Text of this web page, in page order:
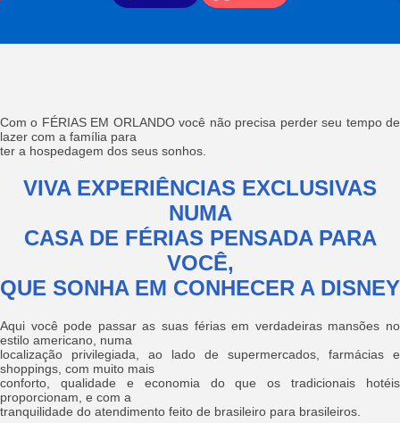
Com o FÉRIAS EM ORLANDO você não precisa perder seu tempo de
lazer com a família para
ter a hospedagem dos seus sonhos.
VIVA EXPERIÊNCIAS EXCLUSIVAS
NUMA
CASA DE FÉRIAS PENSADA PARA
VOCÊ,
QUE SONHA EM CONHECER A DISNEY
Aqui você pode passar as suas férias em verdadeiras mansões no
estilo americano, numa
localização privilegiada, ao lado de supermercados, farmácias e
shoppings, com muito mais
conforto, qualidade e economia do que os tradicionais hotéis
proporcionam, e com a
tranquilidade do atendimento feito de brasileiro para brasileiros.